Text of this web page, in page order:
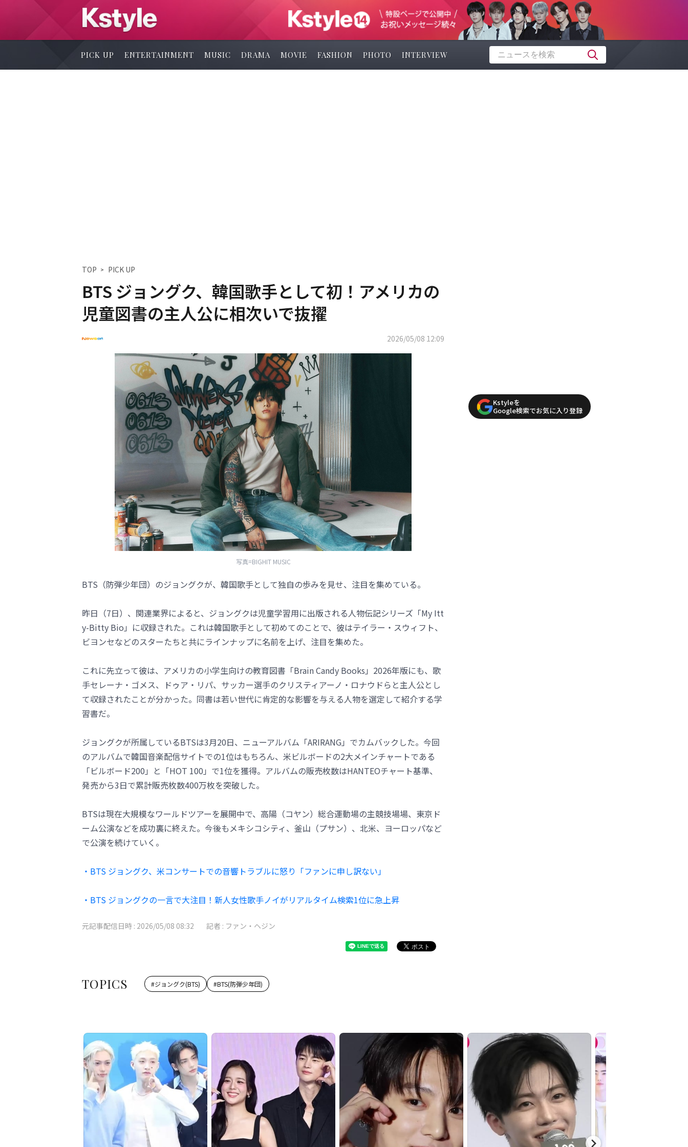
PICK UP ENTERTAINMENT MUSIC DRAMA MOVIE FASHION PHOTO INTERVIEW
TOP PICK UP
BTS ジョングク、韓国歌手として初！アメリカの
児童図書の主人公に相次いで抜擢
2026/05/08 12:09
写真=BIGHIT MUSIC
BTS（防弾少年団）のジョングクが、韓国歌手として独自の歩みを見せ、注目を集めている。
昨日（7日）、関連業界によると、ジョングクは児童学習用に出版される人物伝記シリーズ「My Itt
y-Bitty Bio」に収録された。これは韓国歌手として初めてのことで、彼はテイラー・スウィフト、
ビヨンセなどのスターたちと共にラインナップに名前を上げ、注目を集めた。
これに先立って彼は、アメリカの小学生向けの教育図書「Brain Candy Books」2026年版にも、歌
手セレーナ・ゴメス、ドゥア・リパ、サッカー選手のクリスティアーノ・ロナウドらと主人公とし
て収録されたことが分かった。同書は若い世代に肯定的な影響を与える人物を選定して紹介する学
習書だ。
ジョングクが所属しているBTSは3月20日、ニューアルバム「ARIRANG」でカムバックした。今回
のアルバムで韓国音楽配信サイトでの1位はもちろん、米ビルボードの2大メインチャートである
「ビルボード200」と「HOT 100」で1位を獲得。アルバムの販売枚数はHANTEOチャート基準、
発売から3日で累計販売枚数400万枚を突破した。
BTSは現在大規模なワールドツアーを展開中で、高陽（コヤン）総合運動場の主競技場場、東京ド
ーム公演などを成功裏に終えた。今後もメキシコシティ、釜山（プサン）、北米、ヨーロッパなど
で公演を続けていく。
・BTS ジョングク、米コンサートでの音響トラブルに怒り「ファンに申し訳ない」
・BTS ジョングクの一言で大注目！新人女性歌手ノイがリアルタイム検索1位に急上昇
元記事配信日時 : 2026/05/08 08:32 記者 : ファン・ヘジン
TOPICS #ジョングク(BTS) #BTS(防弾少年団)
Kstyleを
Google検索でお気に入り登録